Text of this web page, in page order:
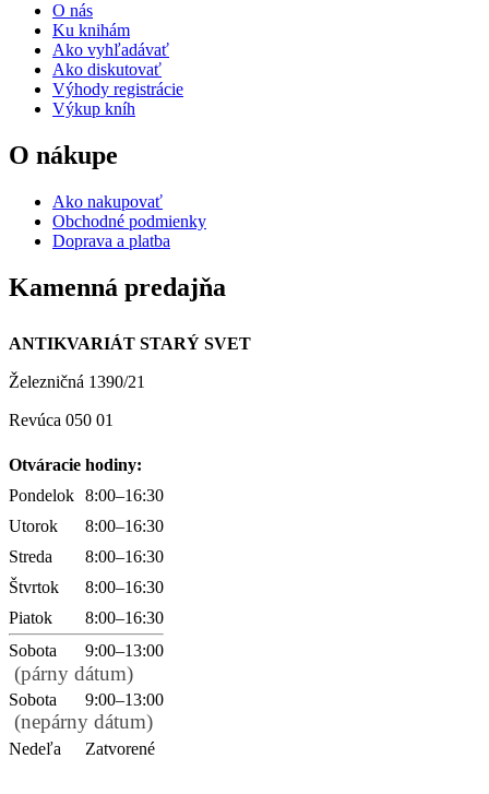
O nás
Ku knihám
Ako vyhľadávať
Ako diskutovať
Výhody registrácie
Výkup kníh
O nákupe
Ako nakupovať
Obchodné podmienky
Doprava a platba
Kamenná predajňa
ANTIKVARIÁT STARÝ SVET
Železničná 1390/21
Revúca 050 01
Otváracie hodiny:
Pondelok 8:00–16:30
Utorok
8:00–16:30
Streda
8:00–16:30
Štvrtok
8:00–16:30
Piatok
8:00–16:30
Sobota
9:00–13:00
(párny dátum)
Sobota 9:00–13:00
(nepárny dátum)
Nedeľa Zatvorené